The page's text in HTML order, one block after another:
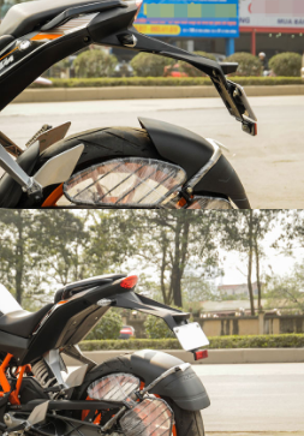
ẢNH CHI TIẾT HONDA FUTURE 2018
autodaily
1.132 lượt xem - 14/05/2018
ẢNH CHI TIẾT INFINITI QX60
autodaily